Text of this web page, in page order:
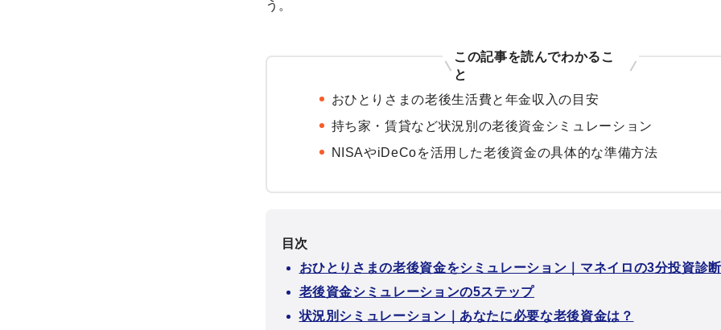
う。
この記事を読んでわかるこ
と
おひとりさまの老後生活費と年金収入の目安
持ち家・賃貸など状況別の老後資金シミュレーション
NISAやiDeCoを活用した老後資金の具体的な準備方法
目次
おひとりさまの老後資金をシミュレーション｜マネイロの3分投資診断
老後資金シミュレーションの5ステップ
状況別シミュレーション｜あなたに必要な老後資金は？